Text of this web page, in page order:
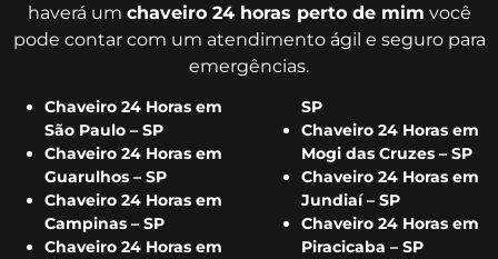
haverá um chaveiro 24 horas perto de mim você
pode contar com um atendimento ágil e seguro para
emergências.
Chaveiro 24 Horas em
São Paulo – SP
Chaveiro 24 Horas em
Guarulhos – SP
Chaveiro 24 Horas em
Campinas – SP
Chaveiro 24 Horas em
SP
Chaveiro 24 Horas em
Mogi das Cruzes – SP
Chaveiro 24 Horas em
Jundiaí – SP
Chaveiro 24 Horas em
Piracicaba – SP